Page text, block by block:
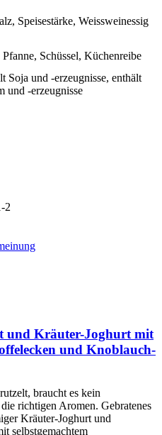
Speisestärke, Weissweinessig
Schüssel, Küchenreibe
Soja und -erzeugnisse, enthält
und -erzeugnisse
2
und Kräuter-Joghurt mit
und Knoblauch-
braucht es kein
richtigen Aromen. Gebratenes
Kräuter-Joghurt und
selbstgemachtem